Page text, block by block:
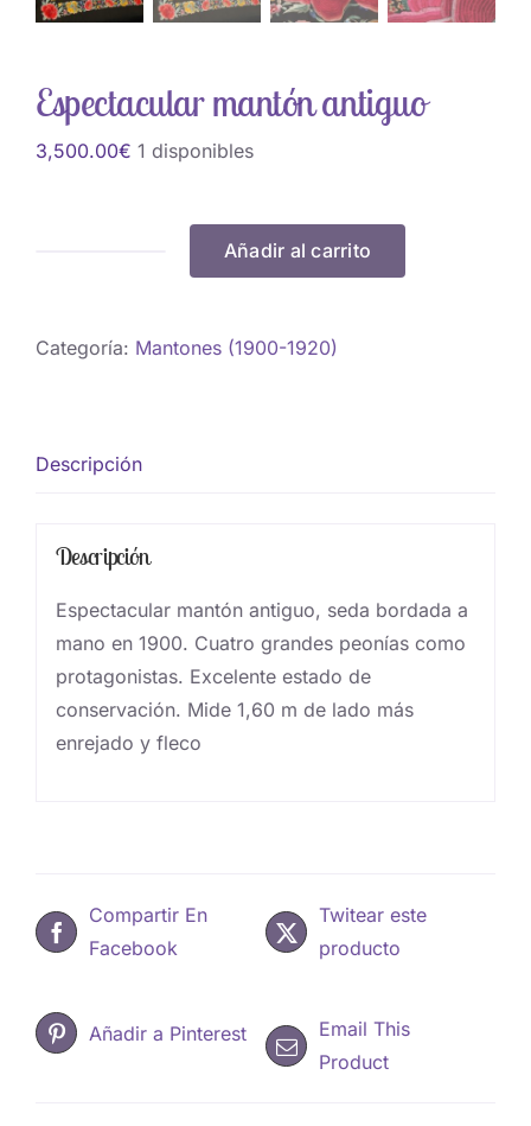
Espectacular mantón antiguo
3,500.00€ 1 disponibles
Añadir al carrito
Categoría: Mantones (1900-1920)
Descripción
Descripción
Espectacular mantón antiguo, seda bordada a
mano en 1900. Cuatro grandes peonías como
protagonistas. Excelente estado de
conservación. Mide 1,60 m de lado más
enrejado y fleco
Compartir En
Facebook
Twitear este
producto
Añadir a Pinterest
Email This
Product